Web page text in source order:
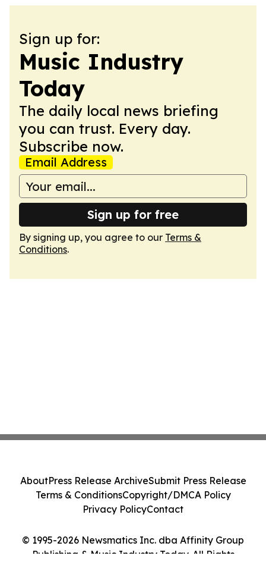
Sign up for:
Music Industry
Today
The daily local news briefing
you can trust. Every day.
Subscribe now.
Email Address
Sign up for free
By signing up, you agree to our Terms &
Conditions.
© 1995-2026 Newsmatics Inc. dba Affinity Group
Publishing & Music Industry Today. All Rights
AboutPress Release ArchiveSubmit Press Release
Terms & ConditionsCopyright/DMCA Policy
Privacy PolicyContact